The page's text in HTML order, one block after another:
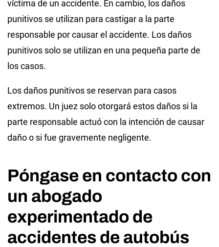
víctima de un accidente. En cambio, los daños
punitivos se utilizan para castigar a la parte
responsable por causar el accidente. Los daños
punitivos solo se utilizan en una pequeña parte de
los casos.
Los daños punitivos se reservan para casos
extremos. Un juez solo otorgará estos daños si la
parte responsable actuó con la intención de causar
daño o si fue gravemente negligente.
Póngase en contacto con
un abogado
experimentado de
accidentes de autobús